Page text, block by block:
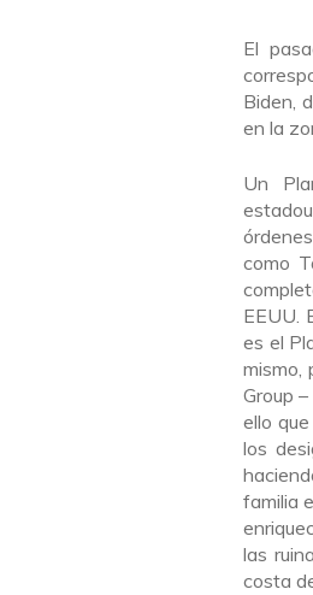
El
Biden,
en la
Un
como
EEUU.
es el
mismo,
Group
ello
los
familia
las
costa